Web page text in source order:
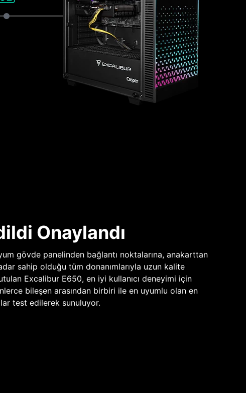
Onaylandı
gövde panelinden bağlantı noktalarına, anakarttan
sahip olduğu tüm donanımlarıyla uzun kalite
Excalibur E650, en iyi kullanıcı deneyimi için
bileşen arasından birbiri ile en uyumlu olan en
test edilerek sunuluyor.